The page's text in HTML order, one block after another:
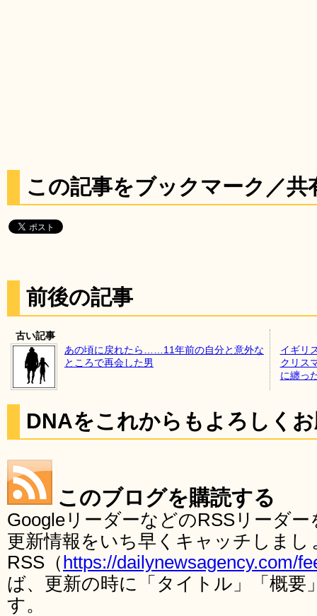
この記事をブックマーク／共
前後の記事
古い記事
あの頃に戻れたら……11年前の自分と意外な
ところで再会した男
イギリ
クリス
に纏っ
DNAをこれからもよろしく
このブログを購読する
GoogleリーダーなどのRSSリーダ
更新情報をいち早くキャッチしま
RSS（ https://dailynewsagency.com/
ば、更新の時に「タイトル」「概要
す。